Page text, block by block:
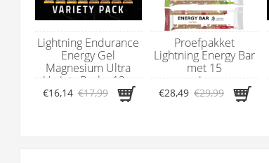
Lightning Endurance
Energy Gel
Magnesium Ultra
Variety Pack - 12 x
60 ml
€16,14 €17,99
Proefpakket
Lightning Energy Bar
met 15
energierepen
€28,49 €29,99